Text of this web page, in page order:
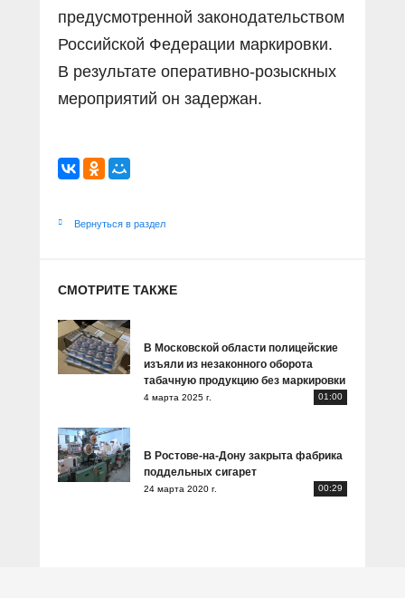
предусмотренной законодательством
Российской Федерации маркировки.
В результате оперативно-розыскных
мероприятий он задержан.
Вернуться в раздел
СМОТРИТЕ ТАКЖЕ
В Московской области полицейские
изъяли из незаконного оборота
табачную продукцию без маркировки
4 марта 2025 г. 01:00
В Ростове-на-Дону закрыта фабрика
поддельных сигарет
24 марта 2020 г. 00:29